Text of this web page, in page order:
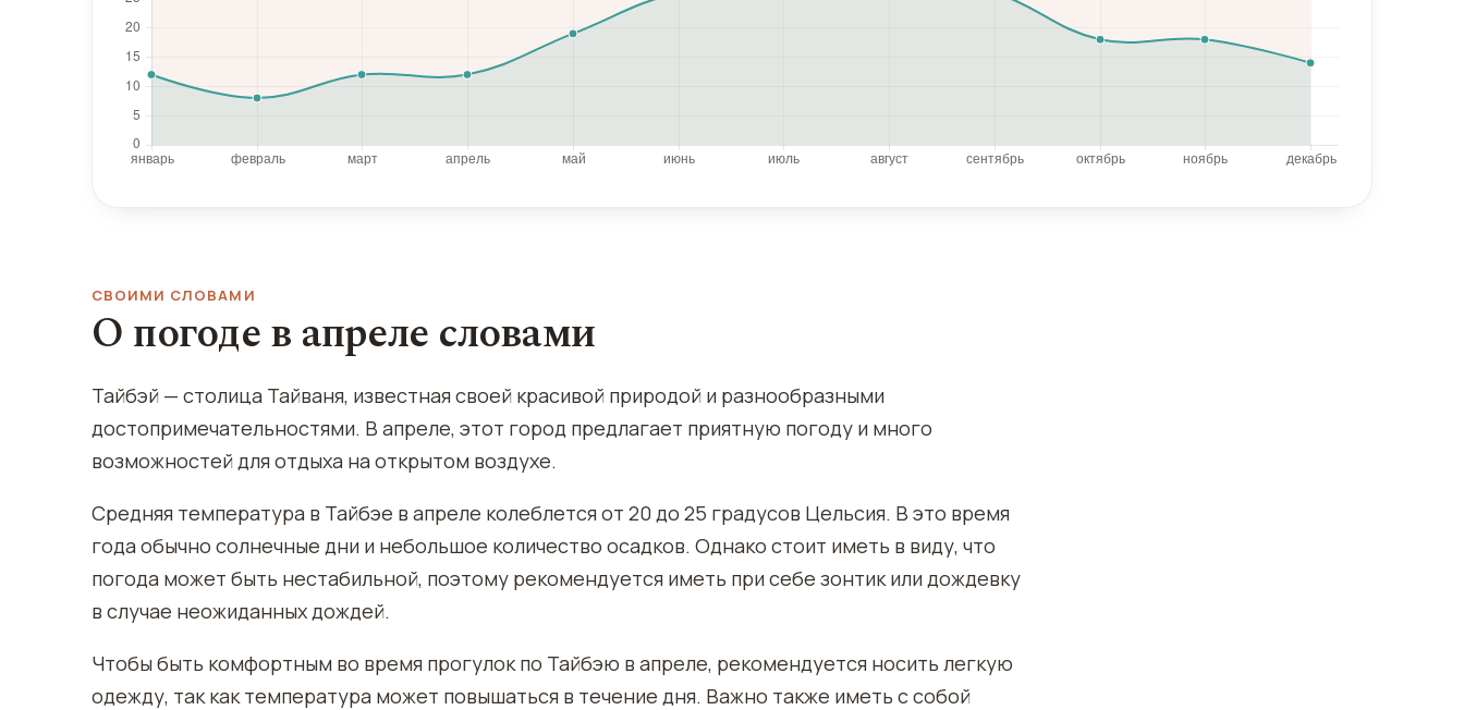
СВОИМИ СЛОВАМИ
О погоде в апреле словами
Тайбэй — столица Тайваня, известная своей красивой природой и разнообразными
достопримечательностями. В апреле, этот город предлагает приятную погоду и много
возможностей для отдыха на открытом воздухе.
Средняя температура в Тайбэе в апреле колеблется от 20 до 25 градусов Цельсия. В это время
года обычно солнечные дни и небольшое количество осадков. Однако стоит иметь в виду, что
погода может быть нестабильной, поэтому рекомендуется иметь при себе зонтик или дождевку
в случае неожиданных дождей.
Чтобы быть комфортным во время прогулок по Тайбэю в апреле, рекомендуется носить легкую
одежду, так как температура может повышаться в течение дня. Важно также иметь с собой